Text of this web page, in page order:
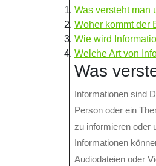
Was versteht man
Woher kommt der
Wie wird
Welche Art von
Was
Informationen sind
Person oder ein
zu informieren oder
Informationen
Audiodateien oder